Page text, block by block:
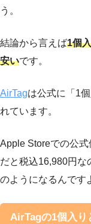
う。
結論から言えば1個
安いです。
AirTagは公式に「1
れています。
Apple Storeでの公
だと税込16,980円な
のようになるんです
AirTagの1個入り